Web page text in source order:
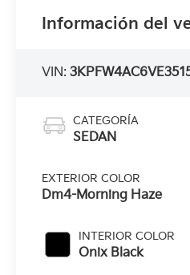
Información del
VIN:
CATEGORÍA
SEDAN
EXTERIOR COLOR
Dm4-Morning Haze
INTERIOR COLOR
Onix Black